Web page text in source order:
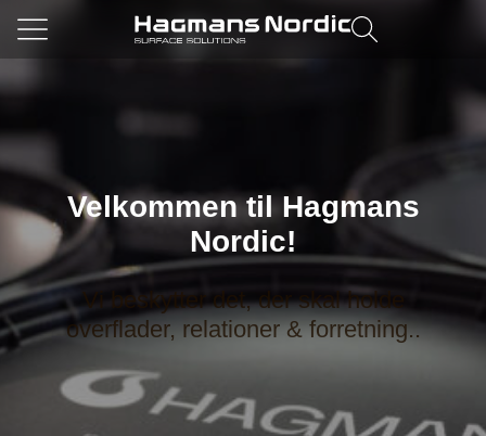
Velkommen til Hagmans
Nordic!
Vi beskytter det, der skal holde
overflader, relationer & forretning..